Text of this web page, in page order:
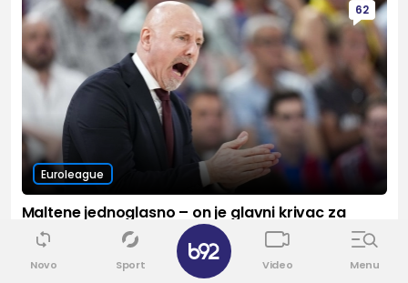
62
Euroleague
Maltene jednoglasno – on je glavni krivac za
poraz Zvezde od Barselone
Novo Sport Video Menu
✕